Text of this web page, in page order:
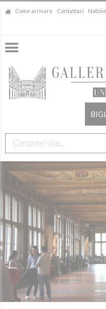
Come arrivare Contattaci Notizie